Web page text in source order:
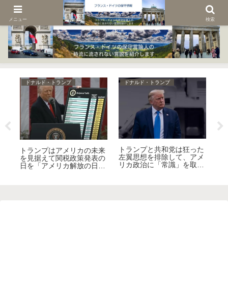
ドナルド・トランプ
トランプはアメリカの未来
を見据えて関税政策発表の
日を「アメリカ解放の日」
ドナルド・トランプ
トランプと共和党は狂った
左翼思想を排除して、アメ
リカ政治に「常識」を取り
メニュー 検索